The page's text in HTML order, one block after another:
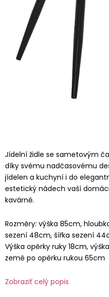
Jídelní židle se sametovým
díky svému nadčasovému
jídelen a kuchyní i do
estetický nádech vaší
kavárně.
Rozměry: výška 85cm,
sezení 48cm, šířka sezení
Výška opěrky ruky 18cm,
země po opěrku rukou 65cm
Zobraziť celý popis